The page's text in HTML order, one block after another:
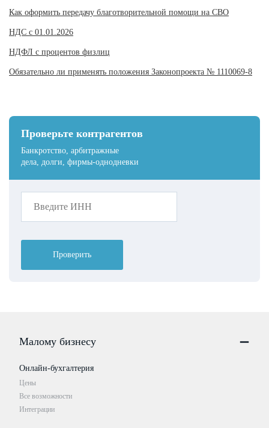
Проверьте контрагентов
Банкротство, арбитражные
дела, долги, фирмы-однодневки
Проверить
Как оформить передачу благотворительной помощи на СВО
НДС с 01.01.2026
НДФЛ с процентов физлиц
Обязательно ли применять положения Законопроекта № 1110069-8
Малому бизнесу
Онлайн-бухгалтерия
Цены
Все возможности
Интеграции